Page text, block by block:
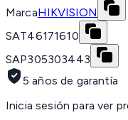
MarcaHIKVISION
SAT46171610
SAP305303443
5 años de garantía
Inicia sesión para ver